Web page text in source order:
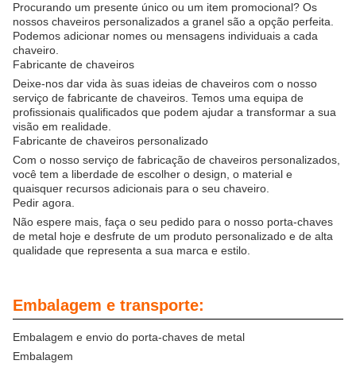
Procurando um presente único ou um item promocional? Os
nossos chaveiros personalizados a granel são a opção perfeita.
Podemos adicionar nomes ou mensagens individuais a cada
chaveiro.
Fabricante de chaveiros
Deixe-nos dar vida às suas ideias de chaveiros com o nosso
serviço de fabricante de chaveiros. Temos uma equipa de
profissionais qualificados que podem ajudar a transformar a sua
visão em realidade.
Fabricante de chaveiros personalizado
Com o nosso serviço de fabricação de chaveiros personalizados,
você tem a liberdade de escolher o design, o material e
quaisquer recursos adicionais para o seu chaveiro.
Pedir agora.
Não espere mais, faça o seu pedido para o nosso porta-chaves
de metal hoje e desfrute de um produto personalizado e de alta
qualidade que representa a sua marca e estilo.
Embalagem e transporte:
Embalagem e envio do porta-chaves de metal
Embalagem